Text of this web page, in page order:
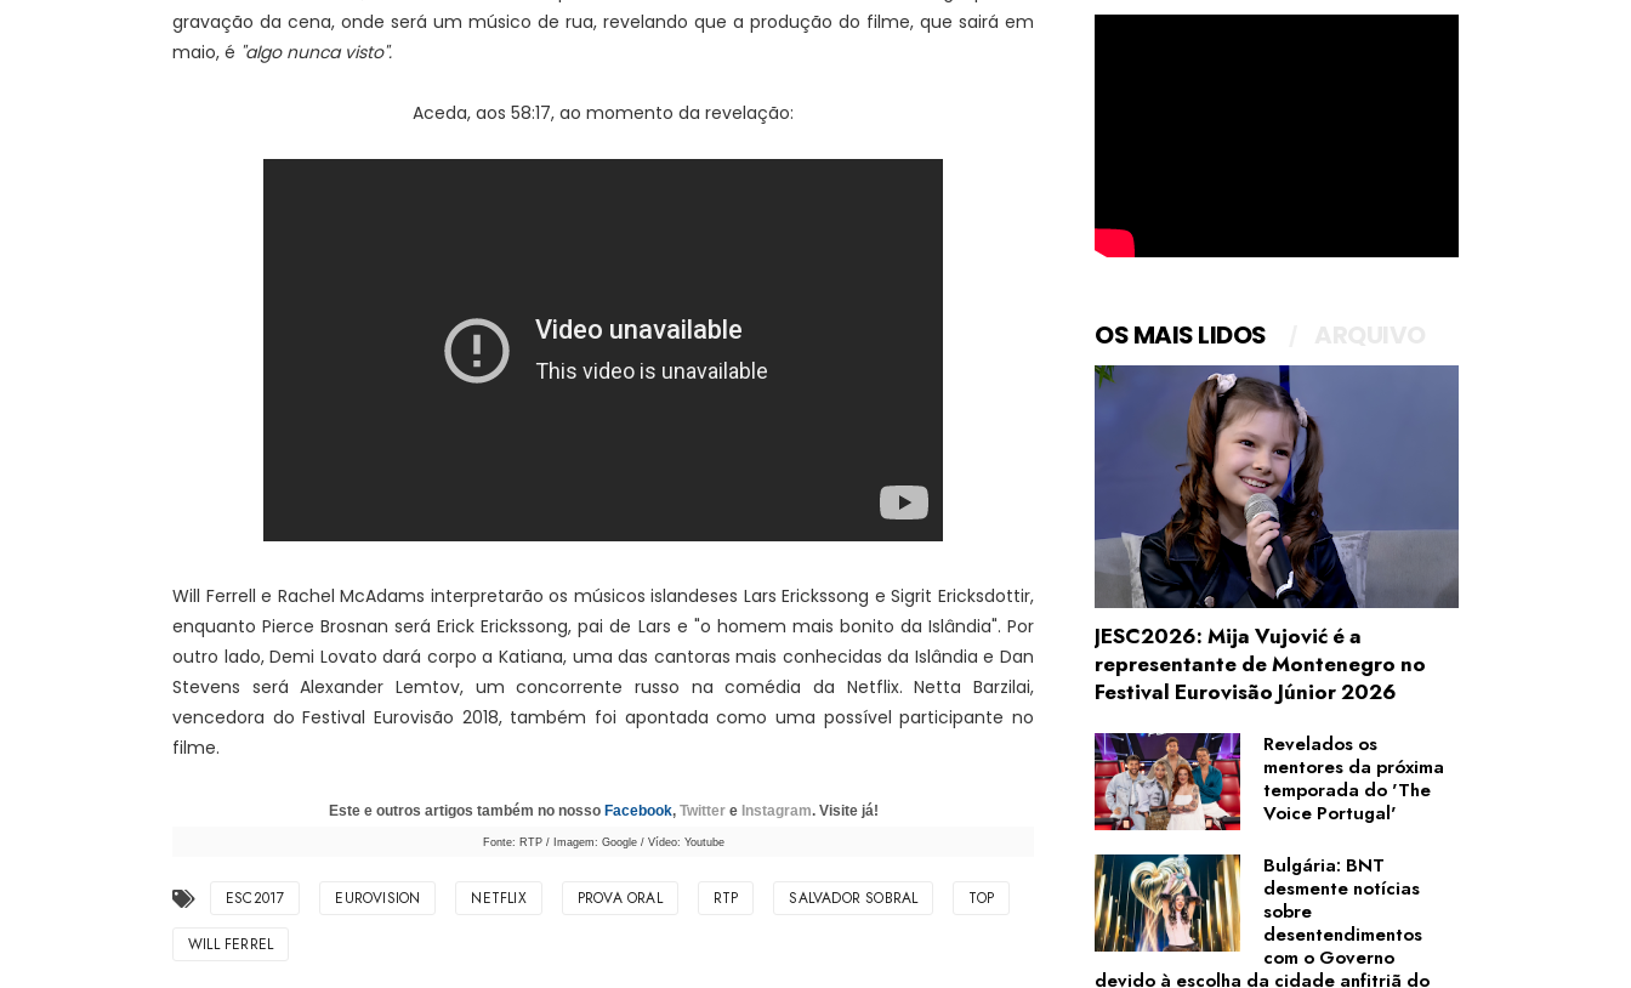
gravação da cena, onde será um músico de rua, revelando que a produção do filme, que sairá em
maio, é "algo nunca visto".
Aceda, aos 58:17, ao momento da revelação:
Will Ferrell e Rachel McAdams interpretarão os músicos islandeses Lars Erickssong e Sigrit Ericksdottir,
enquanto Pierce Brosnan será Erick Erickssong, pai de Lars e "o homem mais bonito da Islândia". Por
outro lado, Demi Lovato dará corpo a Katiana, uma das cantoras mais conhecidas da Islândia e Dan
Stevens será Alexander Lemtov, um concorrente russo na comédia da Netflix. Netta Barzilai,
vencedora do Festival Eurovisão 2018, também foi apontada como uma possível participante no
filme.
Este e outros artigos também no nosso Facebook, Twittere Instagram. Visite já!
Fonte: RTP / Imagem: Google / Vídeo: Youtube
ESC2017 EUROVISION NETFLIX PROVA ORAL RTP SALVADOR SOBRAL TOP
WILL FERREL
OS MAIS LIDOS
JESC2026: Mija Vujović é a
representante de Montenegro no
Festival Eurovisão Júnior 2026
Revelados os
mentores da próxima
temporada do 'The
Voice Portugal'
Bulgária: BNT
desmente notícias
sobre
desentendimentos
com o Governo
devido à escolha da cidade anfitriã do